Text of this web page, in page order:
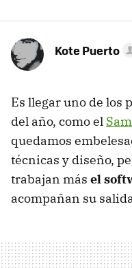
Kote Puerto
Es llegar uno de los
del año, como el
quedamos
técnicas y diseño,
trabajan más el
acompañan su